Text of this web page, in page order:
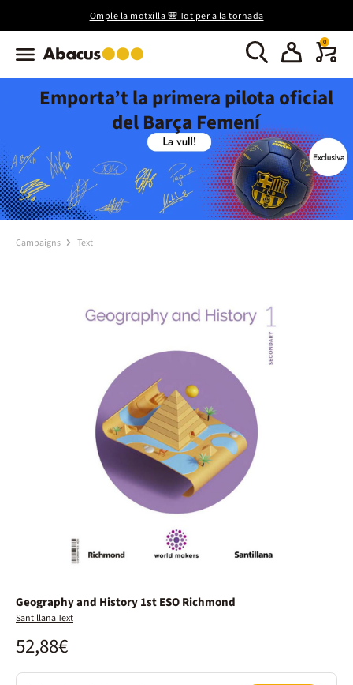
Omple la motxilla 🎒 Tot per a la tornada
0
Emporta’t la primera pilota oficial
del Barça Femení
Campaigns Text
Geography and History 1st ESO Richmond
Santillana Text
52,88€